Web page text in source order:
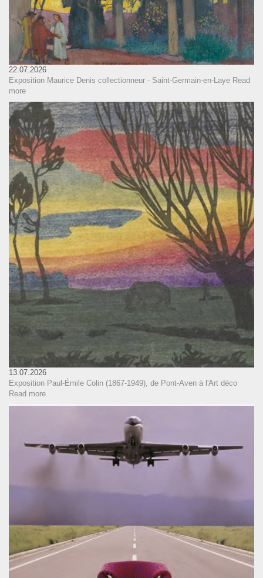
22.07.2026
Exposition Maurice Denis collectionneur - Saint-Germain-en-Laye Read
more
13.07.2026
Exposition Paul-Émile Colin (1867-1949), de Pont-Aven à l'Art déco
Read more